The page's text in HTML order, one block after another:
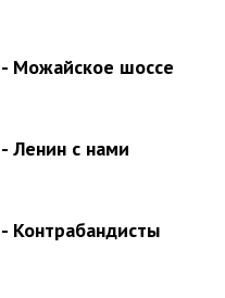
Можайское шоссе
Ленин с нами
Контрабандисты